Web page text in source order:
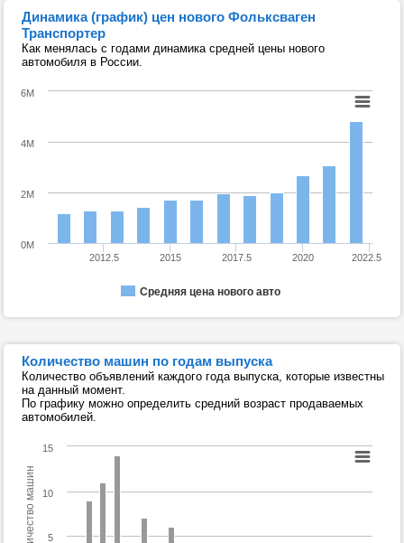
Динамика (график) цен нового Фольксваген
Транспортер
Как менялась с годами динамика средней цены нового
автомобиля в России.
Средняя цена нового авто
2012.5 2015 2017.5 2020 2022.5
0M
2M
4M
6M
Количество машин по годам выпуска
Количество объявлений каждого года выпуска, которые известны
на данный момент.
По графику можно определить средний возраст продаваемых
автомобилей.
Количество машин 5
10
15